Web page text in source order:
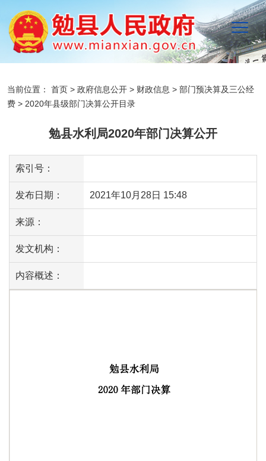
当前位置： 首页 > 政府信息公开 > 财政信息 > 部门预决算及三公经
费 > 2020年县级部门决算公开目录
勉县水利局2020年部门决算公开
索引号：
发布日期： 2021年10月28日 15:48
来源：
发文机构：
内容概述：